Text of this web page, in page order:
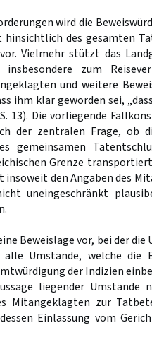
wird die
des gesamten
Vielmehr stützt das
insbesondere zum
und weitere
ihm klar geworden sei,
13). Die vorliegende
der zentralen Frage, ob
gemeinsamen
Grenze
insoweit den Angaben des
uneingeschränkt
Beweislage vor, bei der
Umstände, welche die
der Indizien
liegender
Mitangeklagten zur
Einlassung vom